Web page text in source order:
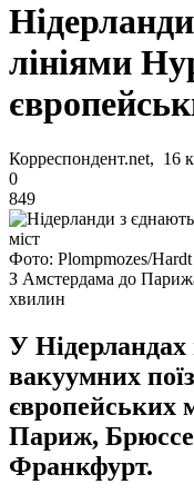
лініями
Корреспондент.net, 16
0
849
Фото: Plompmozes/Hardt
З Амстердама до
хвилин
У Нідерландах
вакуумних
європейських
Париж,
Франкфурт.